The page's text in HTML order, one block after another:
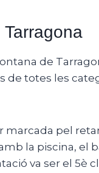
de
de totes les
pel
la piscina, el
va ser el 5è